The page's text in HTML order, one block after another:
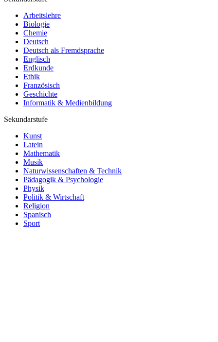
Arbeitslehre
Biologie
Chemie
Deutsch
Deutsch als Fremdsprache
Englisch
Erdkunde
Ethik
Französisch
Geschichte
Informatik & Medienbildung
Sekundarstufe
Kunst
Latein
Mathematik
Musik
Naturwissenschaften & Technik
Pädagogik & Psychologie
Physik
Politik & Wirtschaft
Religion
Spanisch
Sport